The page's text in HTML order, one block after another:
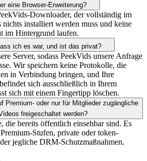
eine Browser-Erweiterung?
Downloader, der vollständig im
installiert werden muss und keine
im Hintergrund laufen.
ich es war, und ist das privat?
Server, sodass PeekVids unsere Anfrage
Wir speichern keine Protokolle, die
in Verbindung bringen, und Ihre
sich ausschließlich in Ihrem
sich mit einem Fingertipp löschen.
Premium- oder nur für Mitglieder zugängliche
freigeschaltet werden?
die bereits öffentlich einsehbar sind. Es
Stufen, private oder token-
jegliche DRM-Schutzmaßnahmen.